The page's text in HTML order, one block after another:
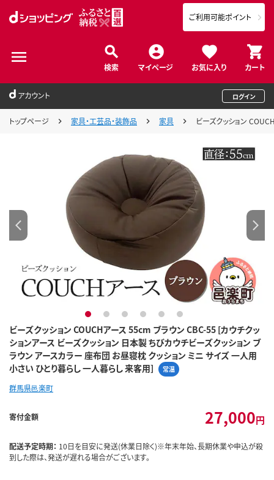
検索 マイページ お気に入り カート
ご利用可能ポイント
アカウント ログイン
トップページ 家具・工芸品・装飾品 家具 ビーズクッション
ビーズクッション COUCHアース 55cm ブラウン CBC-55 [カウチクッ
ションアース ビーズクッション 日本製 ちびカウチビーズクッション ブ
ラウン アースカラー 座布団 お昼寝枕 クッション ミニ サイズ 一人用
小さい ひとり暮らし 一人暮らし 来客用]
常温
1 2 3 4 5 6
群馬県邑楽町
寄付金額 27,000円
配送予定時期： 10日を目安に発送(休業日除く)※年末年始、長期休業や申込が殺
到した際は、発送が遅れる場合がございます。